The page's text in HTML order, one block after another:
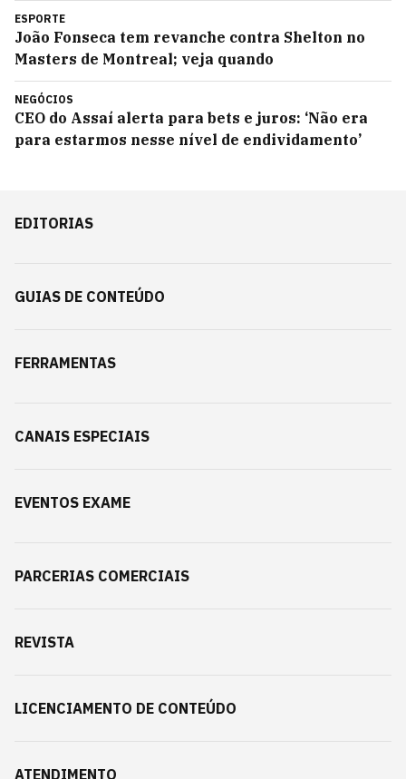
ESPORTE
João Fonseca tem revanche contra Shelton no
Masters de Montreal; veja quando
NEGÓCIOS
CEO do Assaí alerta para bets e juros: ‘Não era
para estarmos nesse nível de endividamento’
EDITORIAS
GUIAS DE CONTEÚDO
FERRAMENTAS
CANAIS ESPECIAIS
EVENTOS EXAME
PARCERIAS COMERCIAIS
REVISTA
LICENCIAMENTO DE CONTEÚDO
ATENDIMENTO